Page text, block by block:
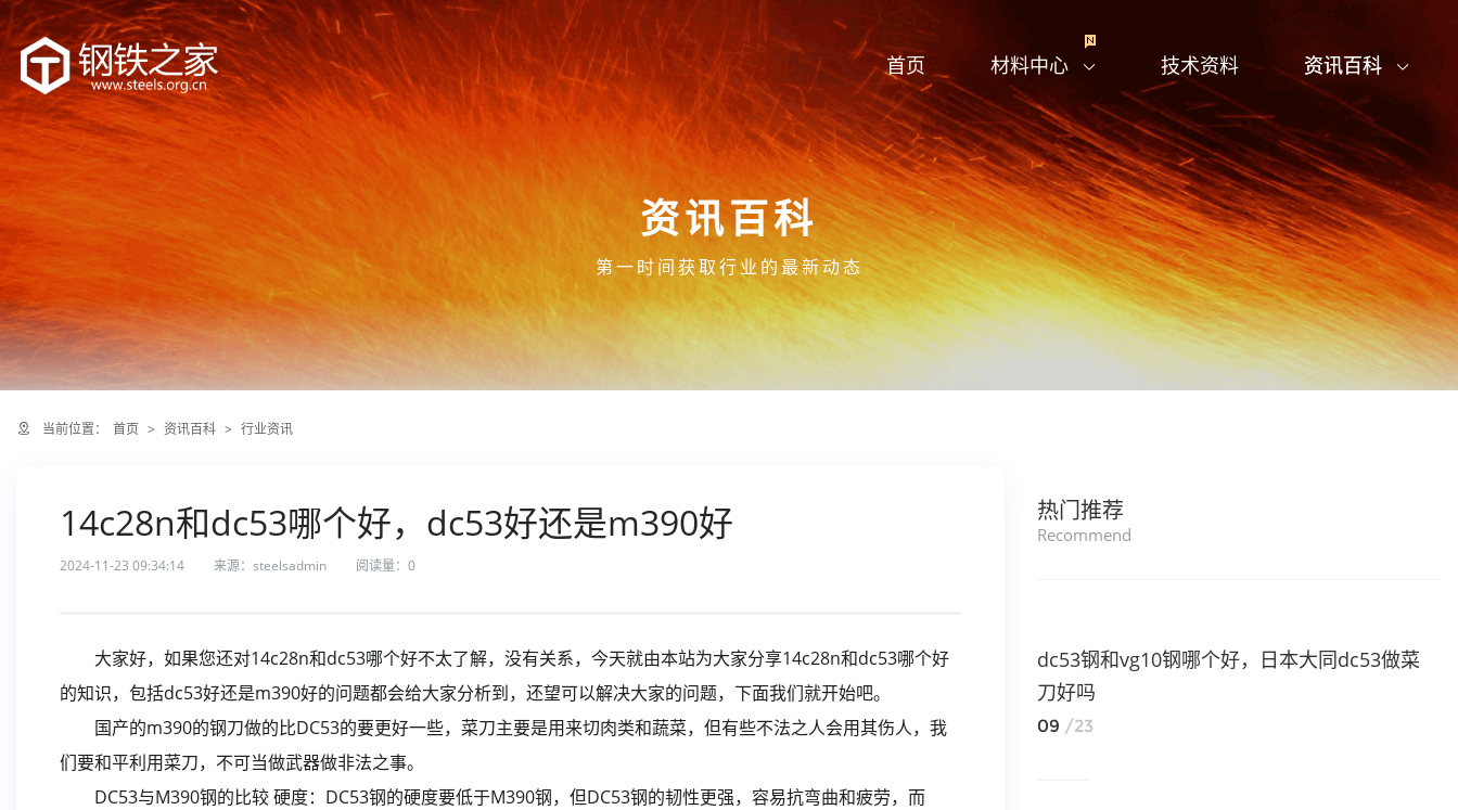
首页 材料中心 技术资料 资讯百科
资讯百科
第一时间获取行业的最新动态
当前位置： 首页 > 资讯百科 > 行业资讯
14c28n和dc53哪个好，dc53好还是m390好
2024-11-23 09:34:14 来源：steelsadmin 阅读量： 0
大家好，如果您还对14c28n和dc53哪个好不太了解，没有关系，今天就由本站为大家分享14c28n和dc53哪个好
的知识，包括dc53好还是m390好的问题都会给大家分析到，还望可以解决大家的问题，下面我们就开始吧。
国产的m390的钢刀做的比DC53的要更好一些，菜刀主要是用来切肉类和蔬菜，但有些不法之人会用其伤人，我
们要和平利用菜刀，不可当做武器做非法之事。
DC53与M390钢的比较 硬度：DC53钢的硬度要低于M390钢，但DC53钢的韧性更强，容易抗弯曲和疲劳，而
热门推荐
Recommend
dc53钢和vg10钢哪个好，日本大同dc53做菜
刀好吗
09 /23